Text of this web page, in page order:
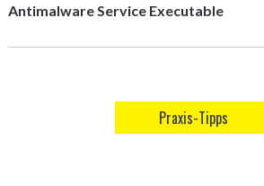
Antimalware Service Executable
Praxis-Tipps